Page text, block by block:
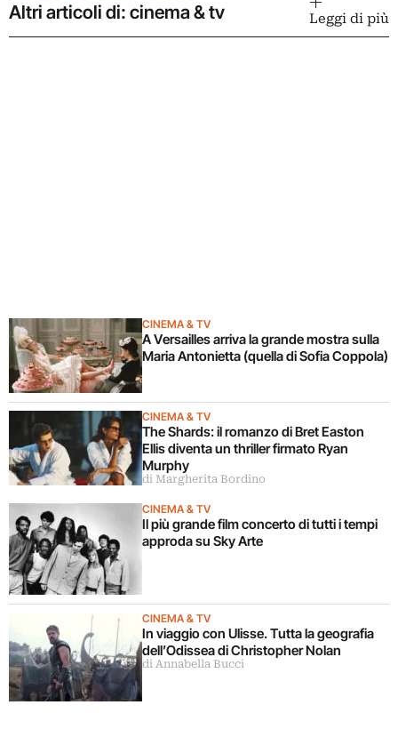
Altri articoli di: cinema & tv Leggi di più
CINEMA & TV
A Versailles arriva la grande mostra sulla
Maria Antonietta (quella di Sofia Coppola)
CINEMA & TV
The Shards: il romanzo di Bret Easton
Ellis diventa un thriller firmato Ryan
Murphy
di Margherita Bordino
CINEMA & TV
Il più grande film concerto di tutti i tempi
approda su Sky Arte
CINEMA & TV
In viaggio con Ulisse. Tutta la geografia
dell’Odissea di Christopher Nolan
di Annabella Bucci